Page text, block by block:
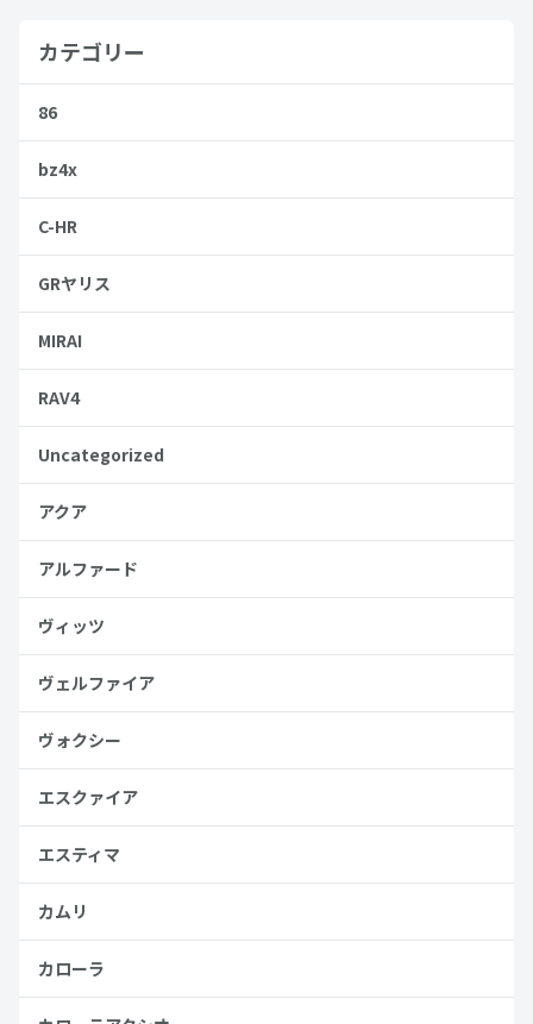
カテゴリー
86
bz4x
C-HR
GRヤリス
MIRAI
RAV4
Uncategorized
アクア
アルファード
ヴィッツ
ヴェルファイア
ヴォクシー
エスクァイア
エスティマ
カムリ
カローラ